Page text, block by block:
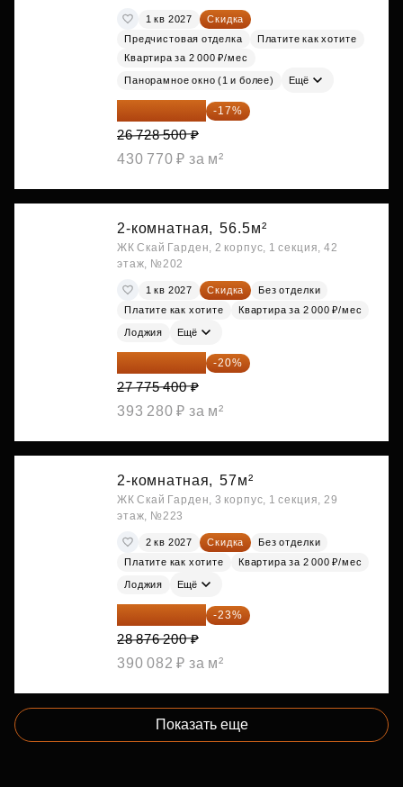
1 кв 2027
Скидка
Предчистовая отделка
Платите как хотите
Квартира за 2 000 ₽/мес
Панорамное окно (1 и более) Ещё
22 184 655 ₽ -17%
26 728 500 ₽
430 770 ₽ за м²
2-комнатная, 56.5м²
ЖК Скай Гарден, 2 корпус, 1 секция, 42
этаж, №202
1 кв 2027 Скидка
Без отделки
Платите как хотите
Квартира за 2 000 ₽/мес
Лоджия Ещё
22 220 320 ₽ -20%
27 775 400 ₽
393 280 ₽ за м²
2-комнатная, 57м²
ЖК Скай Гарден, 3 корпус, 1 секция, 29
этаж, №223
2 кв 2027 Скидка
Без отделки
Платите как хотите
Квартира за 2 000 ₽/мес
Лоджия Ещё
22 234 674 ₽ -23%
28 876 200 ₽
390 082 ₽ за м²
Показать еще